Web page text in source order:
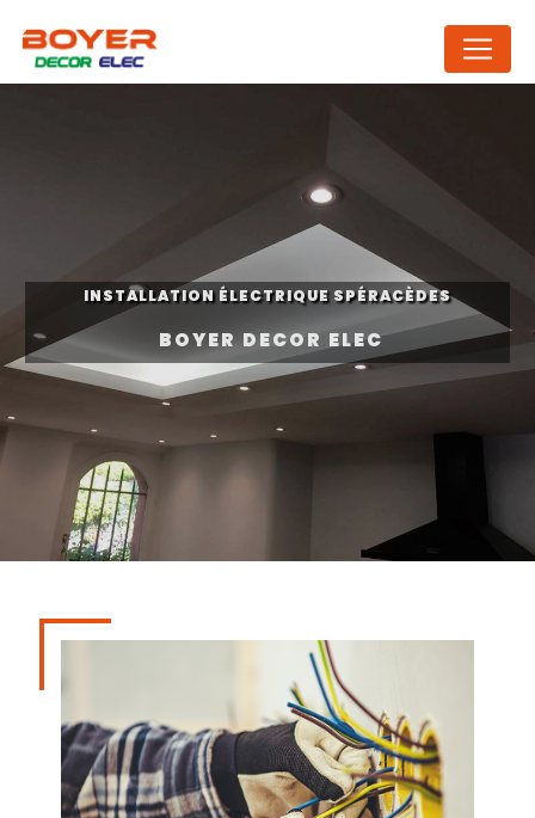
INSTALLATION ÉLECTRIQUE SPÉRACÈDES
BOYER DECOR ELEC